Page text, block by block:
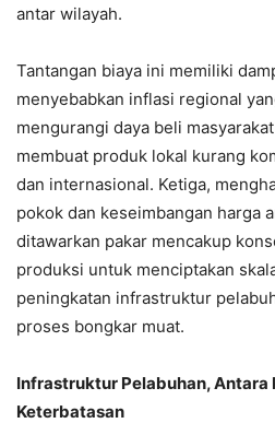
antar wilayah.
Tantangan biaya ini memiliki
menyebabkan inflasi regional
mengurangi daya beli
membuat produk lokal kurang
dan internasional. Ketiga,
pokok dan keseimbangan harga
ditawarkan pakar mencakup
produksi untuk menciptakan
peningkatan infrastruktur
proses bongkar muat.
Infrastruktur Pelabuhan, Antara
Keterbatasan